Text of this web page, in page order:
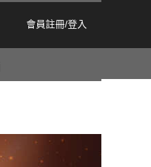
會員註冊/登入